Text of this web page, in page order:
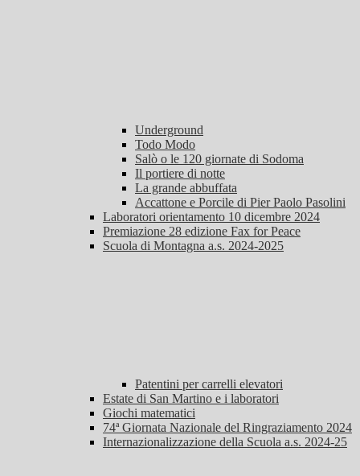
Underground
Todo Modo
Salò o le 120 giornate di Sodoma
Il portiere di notte
La grande abbuffata
Accattone e Porcile di Pier Paolo Pasolini
Laboratori orientamento 10 dicembre 2024
Premiazione 28 edizione Fax for Peace
Scuola di Montagna a.s. 2024-2025
Patentini per carrelli elevatori
Estate di San Martino e i laboratori
Giochi matematici
74ª Giornata Nazionale del Ringraziamento 2024
Internazionalizzazione della Scuola a.s. 2024-25